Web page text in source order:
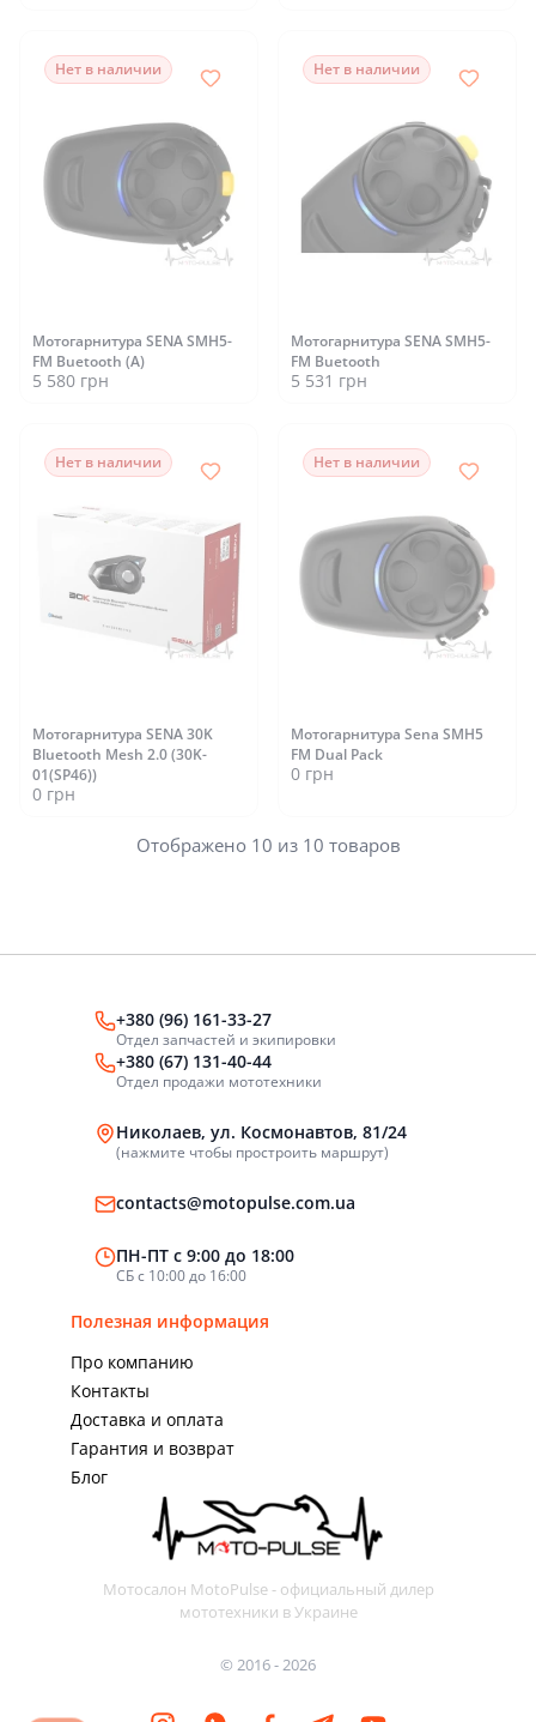
Нет в наличии
Мотогарнитура SENA SMH5-
FM Buetooth (А)
5 580 грн
Нет в наличии
Мотогарнитура SENA SMH5-
FM Buetooth
5 531 грн
Нет в наличии
Мотогарнитура SENA 30K
Bluetooth Mesh 2.0 (30K-
01(SP46))
0 грн
Нет в наличии
Мотогарнитура Sena SMH5
FM Dual Pack
0 грн
Отображено 10 из 10 товаров
Мотосалон MotoPulse - официальный дилер
мототехники в Украине
© 2016 - 2026
Полезная информация
Про компанию
Контакты
Доставка и оплата
Гарантия и возврат
Блог
+380 (96) 161-33-27
Отдел запчастей и экипировки
+380 (67) 131-40-44
Отдел продажи мототехники
Николаев, ул. Космонавтов, 81/24
(нажмите чтобы простроить маршрут)
contacts@motopulse.com.ua
ПН-ПТ с 9:00 до 18:00
СБ с 10:00 до 16:00